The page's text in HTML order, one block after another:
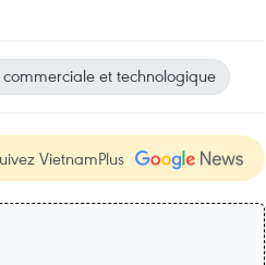
et technologique
VietnamPlus